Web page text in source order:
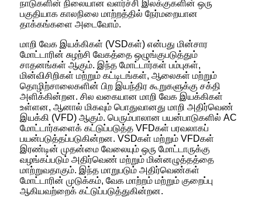
நாடுகளின் நிலையான வளர்ச்சி இலக்குகளின் ஒரு
பகுதியாக காலநிலை மாற்றத்தில் நேர்மறையான
தாக்கங்களை அடைவோம்.
மாறி வேக இயக்கிகள் (VSDகள்) என்பது மின்சார
மோட்டாரின் சுழற்சி வேகத்தை ஒழுங்குபடுத்தும்
சாதனங்கள் ஆகும். இந்த மோட்டார்கள் பம்புகள்,
மின்விசிறிகள் மற்றும் கட்டிடங்கள், ஆலைகள் மற்றும்
தொழிற்சாலைகளின் பிற இயந்திர கூறுகளுக்கு சக்தி
அளிக்கின்றன. சில வகையான மாறி வேக இயக்கிகள்
உள்ளன, ஆனால் மிகவும் பொதுவானது மாறி அதிர்வெண்
இயக்கி (VFD) ஆகும். பெரும்பாலான பயன்பாடுகளில் AC
மோட்டார்களைக் கட்டுப்படுத்த VFDகள் பரவலாகப்
பயன்படுத்தப்படுகின்றன. VSDகள் மற்றும் VFDகள்
இரண்டின் முதன்மை வேலையும் ஒரு மோட்டாருக்கு
வழங்கப்படும் அதிர்வெண் மற்றும் மின்னழுத்தத்தை
மாற்றுவதாகும். இந்த மாறுபடும் அதிர்வெண்கள்
மோட்டாரின் முடுக்கம், வேக மாற்றம் மற்றும் குறைப்பு
ஆகியவற்றைக் கட்டுப்படுத்துகின்றன.